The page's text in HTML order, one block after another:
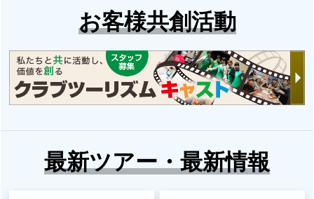
お客様共創活動
最新ツアー・最新情報